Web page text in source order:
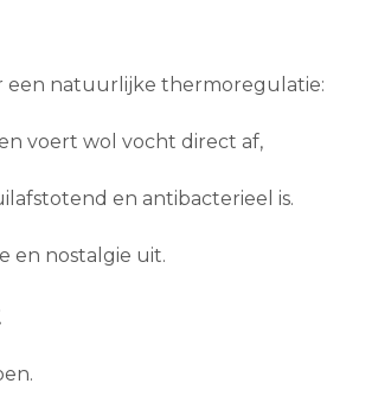
een natuurlijke thermoregulatie:
voert wol vocht direct af,
en antibacterieel is.
en nostalgie uit.